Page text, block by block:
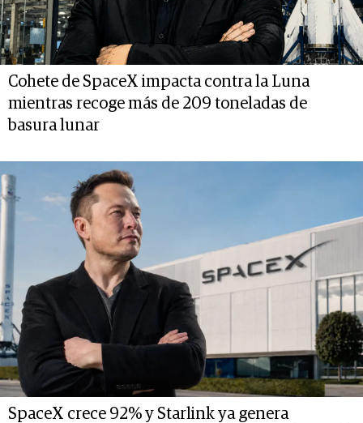
Cohete de SpaceX impacta contra la Luna
mientras recoge más de 209 toneladas de
basura lunar
SpaceX crece 92% y Starlink ya genera